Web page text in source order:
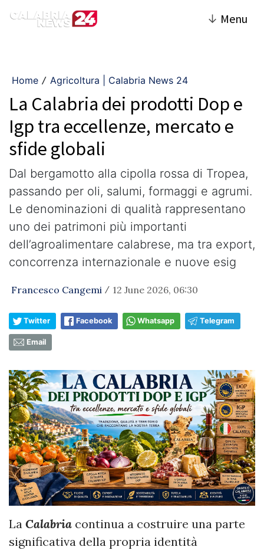
↓ Menu
Home / Agricoltura | Calabria News 24
La Calabria dei prodotti Dop e
Igp tra eccellenze, mercato e
sfide globali
Dal bergamotto alla cipolla rossa di Tropea,
passando per oli, salumi, formaggi e agrumi.
Le denominazioni di qualità rappresentano
uno dei patrimoni più importanti
dell’agroalimentare calabrese, ma tra export,
concorrenza internazionale e nuove esig
Francesco Cangemi / 12 June 2026, 06:30
Twitter Facebook Whatsapp Telegram
Email
La Calabria continua a costruire una parte
significativa della propria identità